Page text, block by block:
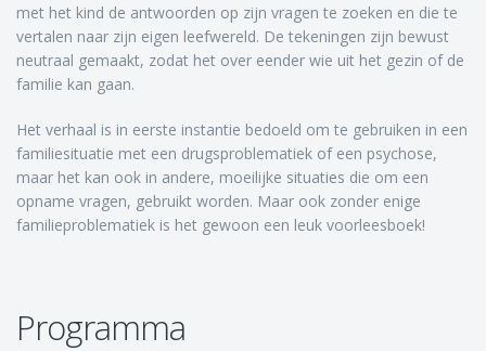
met het kind de antwoorden op zijn vragen te zoeken en die te
vertalen naar zijn eigen leefwereld. De tekeningen zijn bewust
neutraal gemaakt, zodat het over eender wie uit het gezin of de
familie kan gaan.
Het verhaal is in eerste instantie bedoeld om te gebruiken in een
familiesituatie met een drugsproblematiek of een psychose,
maar het kan ook in andere, moeilijke situaties die om een
opname vragen, gebruikt worden. Maar ook zonder enige
familieproblematiek is het gewoon een leuk voorleesboek!
Programma